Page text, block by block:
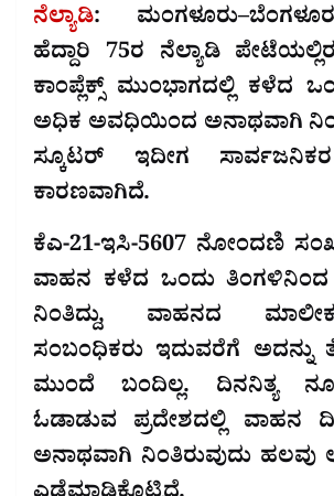
ನೆಲ್ಯಾಡಿ:
ಹೆದ್ದಾರಿ 75ರ ನೆಲ್ಯಾಡಿ
ಕಾಂಪ್ಲೆಕ್ಸ್ ಮುಂಭಾಗದಲ್ಲಿ ಕಳೆದ
ಅಧಿಕ ಅವಧಿಯಿಂದ ಅನಾಥವಾಗಿ
ಸ್ಕೂಟರ್ ಇದೀಗ ಸಾರ್ವಜನಿಕರ
ಕಾರಣವಾಗಿದೆ.
ಕೆಎ-21-ಇಸಿ-5607 ನೋಂದಣಿ
ವಾಹನ ಕಳೆದ ಒಂದು ತಿಂಗಳಿನಿಂದ
ನಿಂತಿದ್ದು, ವಾಹನದ
ಸಂಬಂಧಿಕರು ಇದುವರೆಗೆ ಅದನ್ನು
ಮುಂದೆ ಬಂದಿಲ್ಲ. ದಿನನಿತ್ಯ
ಓಡಾಡುವ ಪ್ರದೇಶದಲ್ಲಿ ವಾಹನ
ಅನಾಥವಾಗಿ ನಿಂತಿರುವುದು